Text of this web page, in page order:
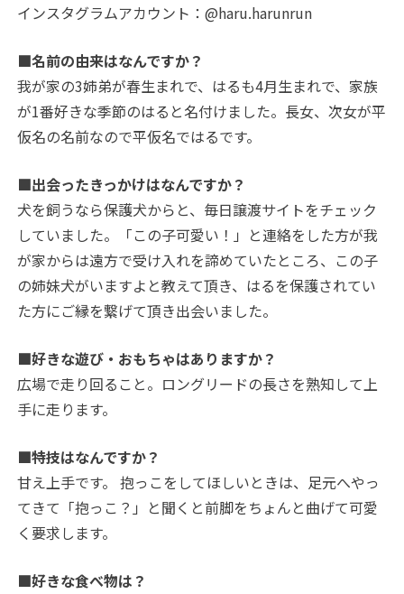
インスタグラムアカウント：@haru.harunrun
■名前の由来はなんですか？
我が家の3姉弟が春生まれで、はるも4月生まれで、家族
が1番好きな季節のはると名付けました。長女、次女が平
仮名の名前なので平仮名ではるです。
■出会ったきっかけはなんですか？
犬を飼うなら保護犬からと、毎日譲渡サイトをチェック
していました。「この子可愛い！」と連絡をした方が我
が家からは遠方で受け入れを諦めていたところ、この子
の姉妹犬がいますよと教えて頂き、はるを保護されてい
た方にご縁を繋げて頂き出会いました。
■好きな遊び・おもちゃはありますか？
広場で走り回ること。ロングリードの長さを熟知して上
手に走ります。
■特技はなんですか？
甘え上手です。 抱っこをしてほしいときは、足元へやっ
てきて「抱っこ？」と聞くと前脚をちょんと曲げて可愛
く要求します。
■好きな食べ物は？